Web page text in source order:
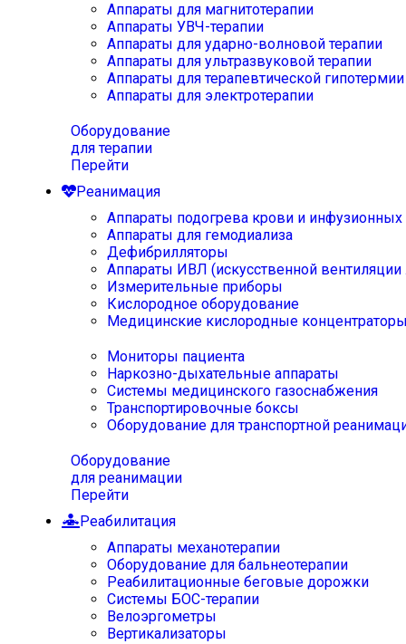
Аппараты для магнитотерапии
Аппараты УВЧ-терапии
Аппараты для ударно-волновой терапии
Аппараты для ультразвуковой терапии
Аппараты для терапевтической
Аппараты для электротерапии
Оборудование
для терапии
Перейти
Реанимация
Аппараты подогрева крови и инфузионных
Аппараты для гемодиализа
Дефибрилляторы
Аппараты ИВЛ (искусственной вентиляции
Измерительные приборы
Кислородное оборудование
Медицинские кислородные
Мониторы пациента
Наркозно-дыхательные аппараты
Системы медицинского газоснабжения
Транспортировочные боксы
Оборудование для транспортной
Оборудование
для реанимации
Перейти
Реабилитация
Аппараты механотерапии
Оборудование для бальнеотерапии
Реабилитационные беговые дорожки
Системы БОС-терапии
Велоэргометры
Вертикализаторы